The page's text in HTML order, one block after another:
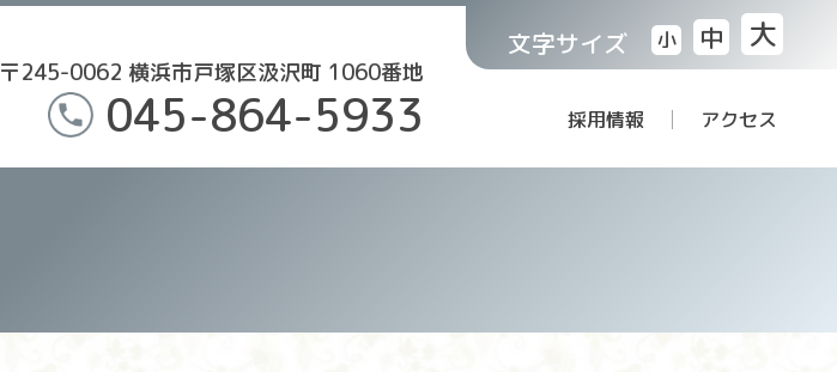
〒245-0062 横浜市戸塚区汲沢町 1060番地
045-864-5933 採用情報 アクセス
文字サイズ 小 中 大